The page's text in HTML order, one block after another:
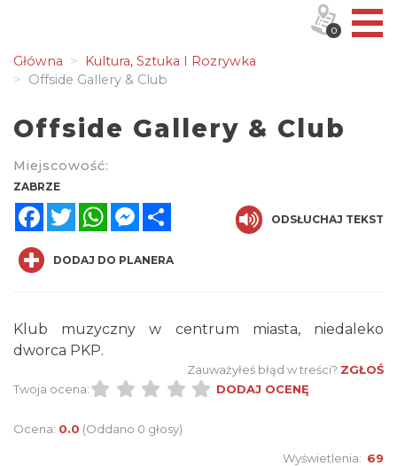
Główna
Kultura, Sztuka I Rozrywka
Offside Gallery & Club
Offside Gallery & Club
Miejscowość:
ZABRZE
FacebookTwitterWhatsAppMessenger
ODSŁUCHAJ TEKST
DODAJ DO PLANERA
Klub muzyczny w centrum miasta, niedaleko
dworca PKP.
Zauważyłeś błąd w treści? ZGŁOŚ
Twoja ocena:
DODAJ OCENĘ
Ocena: 0.0 (Oddano 0 głosy)
Wyświetlenia: 69
0